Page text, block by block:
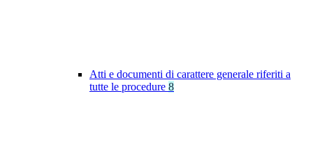
Atti e documenti di carattere generale riferiti a
tutte le procedure 8